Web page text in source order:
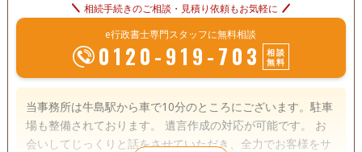
相続手続きのご相談・見積り依頼もお気軽に
e行政書士専門スタッフに無料相談
0120-919-703
相談
無料
当事務所は牛島駅から車で10分のところにございます。駐車
場も整備されております。 遺言作成の対応が可能です。 お
会いしてじっくりと話をさせていただき、全力でお客様をサ